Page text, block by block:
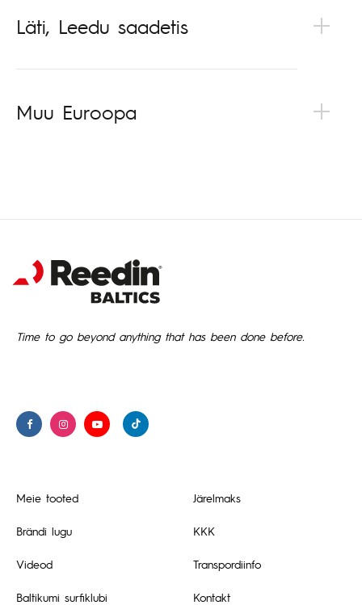
Läti, Leedu saadetis
Muu Euroopa
Time to go beyond anything that has been done before.
Meie tooted
Brändi lugu
Videod
Baltikumi surfiklubi
Järelmaks
KKK
Transpordiinfo
Kontakt